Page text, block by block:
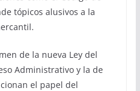
tópicos alusivos a la
de la nueva Ley del
Administrativo y la de
el papel del